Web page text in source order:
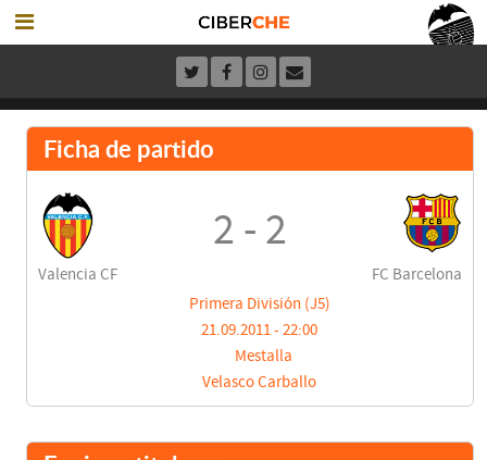
Ficha de partido
Valencia CF
2 - 2
FC Barcelona
Primera División (J5)
21.09.2011 - 22:00
Mestalla
Velasco Carballo